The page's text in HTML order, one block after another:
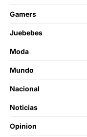
Gamers
Juebebes
Moda
Mundo
Nacional
Noticias
Opinion